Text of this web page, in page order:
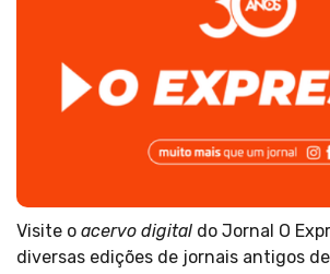
Visite o acervo digital do Jornal O
diversas edições de jornais antigos